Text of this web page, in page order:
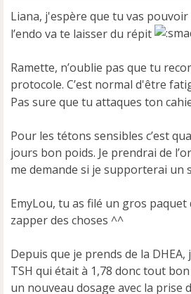
s
a
g
n
o
n
l
Liana, j'espère que tu vas
l’endo va te laisser du répit
Ramette, n’oublie pas que tu
protocole. C’est normal d'être
Pas sure que tu attaques ton
Pour les tétons sensibles c’est
jours bon poids. Je prendrai de
me demande si je supporterai un
EmyLou, tu as filé un gros paquet
zapper des choses ^^
Depuis que je prends de la DHEA,
TSH qui était à 1,78 donc tout bon
un nouveau dosage avec la prise